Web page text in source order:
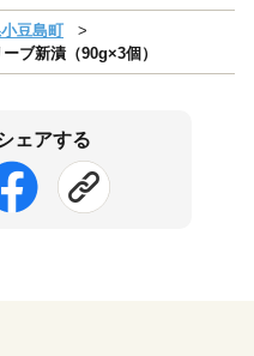
豆島町
ブ新漬（90g×3個）
ェアする